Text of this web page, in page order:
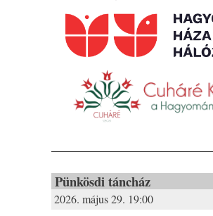
Pünkösdi táncház
2026. május 29. 19:00